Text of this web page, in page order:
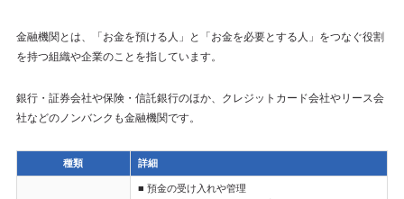
金融機関とは、「お金を預ける人」と「お金を必要とする人」をつなぐ役割
を持つ組織や企業のことを指しています。
銀行・証券会社や保険・信託銀行のほか、クレジットカード会社やリース会
社などのノンバンクも金融機関です。
種類 詳細
■ 預金の受け入れや管理